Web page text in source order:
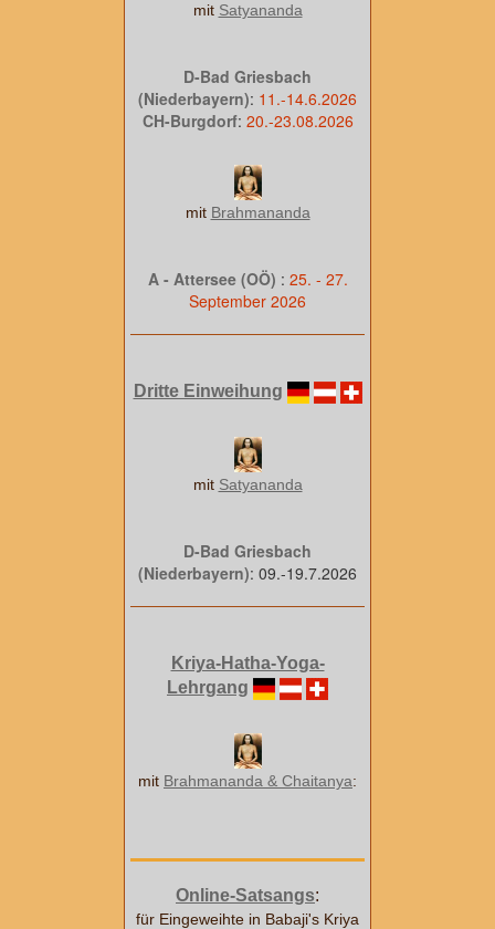
mit Satyananda
D-Bad Griesbach
(Niederbayern): 11.-14.6.2026
CH-Burgdorf: 20.-23.08.2026
mit Brahmananda
A - Attersee (OÖ) : 25. - 27.
September 2026
Dritte Einweihung
mit Satyananda
D-Bad Griesbach
(Niederbayern): 09.-19.7.2026
Kriya-Hatha-Yoga-
Lehrgang
mit Brahmananda & Chaitanya:
Online-Satsangs:
für Eingeweihte in Babaji's Kriya